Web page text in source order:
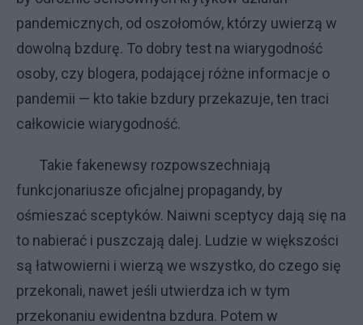
pandemicznych, od oszołomów, którzy uwierzą w
dowolną bzdurę. To dobry test na wiarygodność
osoby, czy blogera, podającej różne informacje o
pandemii — kto takie bzdury przekazuje, ten traci
całkowicie wiarygodność.
Takie fakenewsy rozpowszechniają
funkcjonariusze oficjalnej propagandy, by
ośmieszać sceptyków. Naiwni sceptycy dają się na
to nabierać i puszczają dalej. Ludzie w większości
są łatwowierni i wierzą we wszystko, do czego się
przekonali, nawet jeśli utwierdza ich w tym
przekonaniu ewidentna bzdura. Potem w